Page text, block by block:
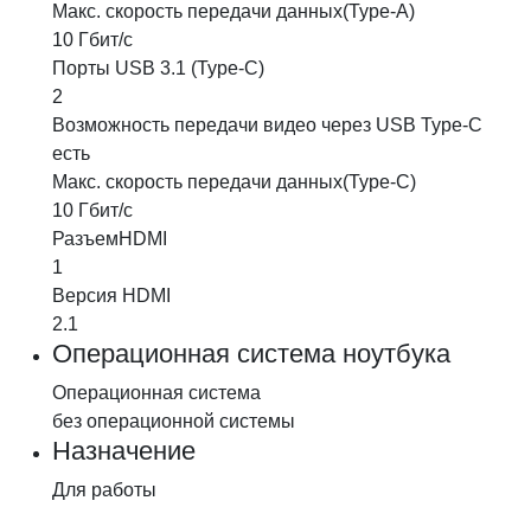
Макс. скорость передачи данных(Type-A)
10 Гбит/с
Порты USB 3.1 (Type-C)
2
Возможность передачи видео через USB Type-C
есть
Макс. скорость передачи данных(Type-C)
10 Гбит/с
РазъемHDMI
1
Версия HDMI
2.1
Операционная система ноутбука
Операционная система
без операционной системы
Назначение
Для работы